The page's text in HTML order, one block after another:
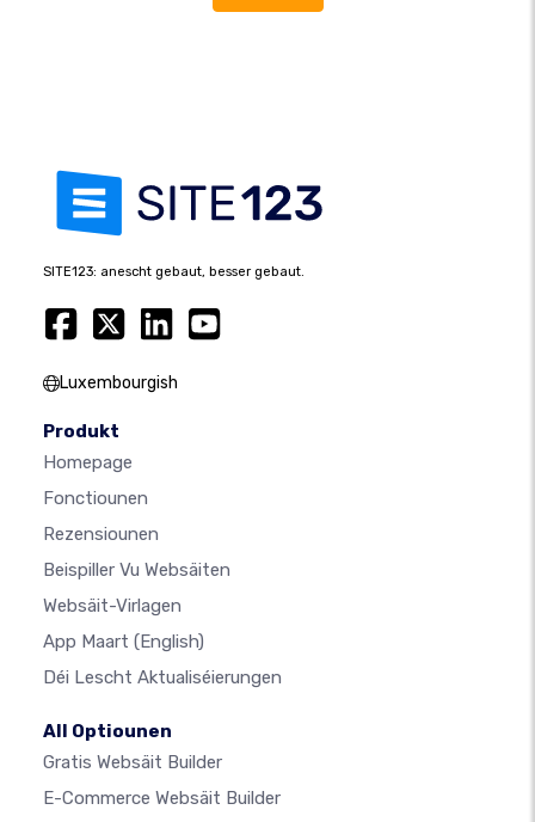
SITE123: anescht gebaut, besser gebaut.
Luxembourgish
Produkt
Homepage
Fonctiounen
Rezensiounen
Beispiller Vu Websäiten
Websäit-Virlagen
App Maart (English)
Déi Lescht Aktualiséierungen
All Optiounen
Gratis Websäit Builder
E-Commerce Websäit Builder